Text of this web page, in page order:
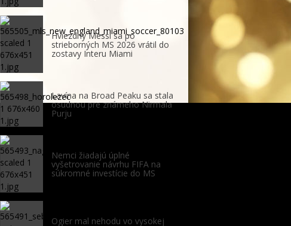
Hviezdny Messi sa po
strieborných MS 2026 vrátil do
zostavy Interu Miami
Lavína na Broad Peaku sa stala
osudnou pre známeho Nirmala
Purju
Nemci žiadajú úplné
vyšetrovanie návrhu FIFA na
súkromné investície do MS
Ogier mal nehodu vo vysokej